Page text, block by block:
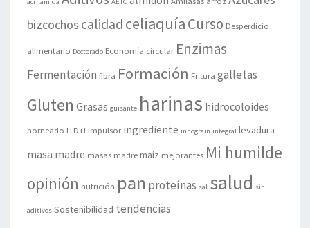
acrilamida AETC
bizcochos calidad celiaquíaCurso Desperdicio
alimentario Doctorado Economía circular Enzimas
Fermentación fibra Formación Fritura galletas
Gluten Grasas guisante harinas hidrocoloides
horneado I+D+i impulsor ingrediente innograin integral levadura
masa madre masas madremaíz mejorantes Mi humilde
opinión nutrición pan proteínas sal salud sin
aditivos Sostenibilidad tendencias